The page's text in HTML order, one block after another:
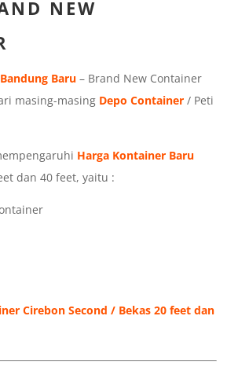
NEW
Baru – Brand New Container
masing-masing Depo Container / Peti
Harga Kontainer Baru
dan 40 feet, yaitu :
Cirebon Second / Bekas 20 feet dan